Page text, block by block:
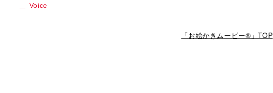
Voice
「お絵かきムービー®」TOP